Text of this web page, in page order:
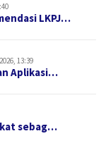
LKPJ…
13:39
Aplikasi…
sebag…